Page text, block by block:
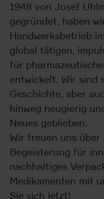
1948 von Josef
gegründet, haben
Handwerksbetrieb
global tätigen,
für
entwickelt. Wir sind
Geschichte, aber
hinweg neugierig
Neues geblieben.
Wir freuen uns über
Begeisterung für
nachhaltiges
Medikamenten mit
Sie sich jetzt!